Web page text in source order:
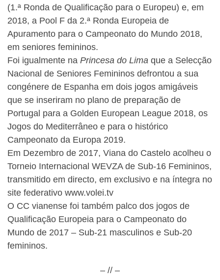
(1.ª Ronda de Qualificação para o Europeu) e, em
2018, a Pool F da 2.ª Ronda Europeia de
Apuramento para o Campeonato do Mundo 2018,
em seniores femininos.
Foi igualmente na Princesa do Lima que a Selecção
Nacional de Seniores Femininos defrontou a sua
congénere de Espanha em dois jogos amigáveis
que se inseriram no plano de preparação de
Portugal para a Golden European League 2018, os
Jogos do Mediterrâneo e para o histórico
Campeonato da Europa 2019.
Em Dezembro de 2017, Viana do Castelo acolheu o
Torneio Internacional WEVZA de Sub-16 Femininos,
transmitido em directo, em exclusivo e na íntegra no
site federativo www.volei.tv
O CC vianense foi também palco dos jogos de
Qualificação Europeia para o Campeonato do
Mundo de 2017 – Sub-21 masculinos e Sub-20
femininos.
– // –